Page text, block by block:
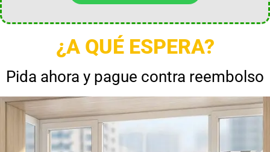
¿A QUÉ ESPERA?
Pida ahora y pague contra reembolso